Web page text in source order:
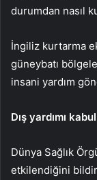
durumdan nasıl
İngiliz kurtarma
güneybatı
insani yardım
Dış yardımı
Dünya Sağlık
etkilendiğini